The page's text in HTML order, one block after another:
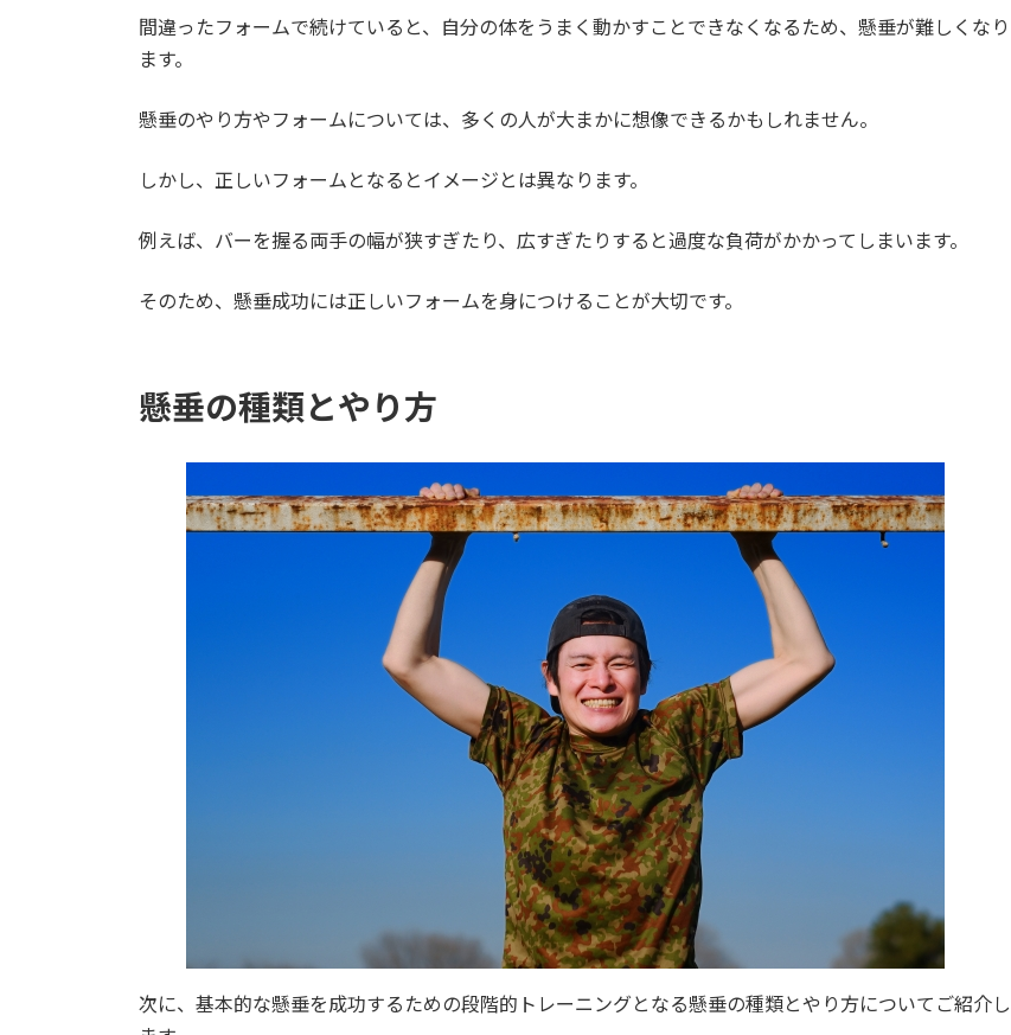
間違ったフォームで続けていると、自分の体をうまく動かすことできなくなるため、懸垂が難しくなり
ます。
懸垂のやり方やフォームについては、多くの人が大まかに想像できるかもしれません。
しかし、正しいフォームとなるとイメージとは異なります。
例えば、バーを握る両手の幅が狭すぎたり、広すぎたりすると過度な負荷がかかってしまいます。
そのため、懸垂成功には正しいフォームを身につけることが大切です。
懸垂の種類とやり方
次に、基本的な懸垂を成功するための段階的トレーニングとなる懸垂の種類とやり方についてご紹介し